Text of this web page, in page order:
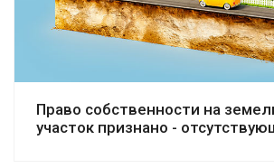
Право собственности на
участок признано -